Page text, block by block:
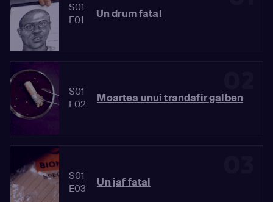
S01
E01
Un drum fatal
S01
E02
Moartea unui trandafir galben
S01
E03
Un jaf fatal